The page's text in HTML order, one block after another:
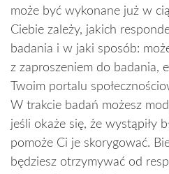
może być wykonane już w
Ciebie zależy, jakich
badania i w jaki sposób:
z zaproszeniem do badania,
Twoim portalu
W trakcie badań możesz
jeśli okaże się, że wystąpiły
pomoże Ci je skorygować.
będziesz otrzymywać od